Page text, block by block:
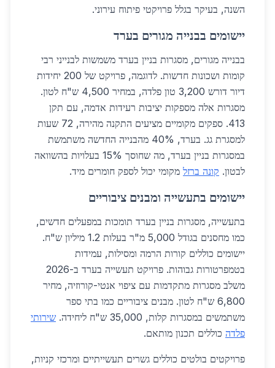
השנה, בעיקר בגלל פרויקטי פיתוח עירוני.
יישומים בבנייה מגורים בערד
בבנייה מגורים, מסגרות בניין בערד משמשות לבנייני רבי
קומות ושכונות חדשות. לדוגמה, פרויקט של 200 יחידות
דיור דורש 3,200 טון פלדה, במחיר 4,500 ש"ח לטון.
מסגרות אלה מספקות יציבות רעידות אדמה, עם תקן
413. ספקים מקומיים מציעים התקנה מהירה, 72 שעות
למסגרת גג. בערד, 40% מהבנייה החדשה משתמשת
במסגרות בניין בערד, מה שחוסך 15% בעלויות בהשוואה
לבטון. קונה ברזל מקומי יכול לספק חומרים מיד.
יישומים בתעשייה ומבנים ציבוריים
בתעשייה, מסגרות בניין בערד תומכות במפעלים חדשים,
כמו מחסנים בגודל 5,000 מ"ר בעלות 1.2 מיליון ש"ח.
יישומים כוללים קורות הרמה ומסילות, עמידות
בטמפרטורות גבוהות. פרויקט תעשייה בערד ב-2026
משלב מסגרות מתקדמות עם ציפוי אנטי-קורוזיה, מחיר
6,800 ש"ח לטון. מבנים ציבוריים כמו בתי ספר
משתמשים במסגרות קלות, 35,000 ש"ח ליחידה.
שירותי
פלדה כוללים תכנון מותאם.
פרויקטים בולטים כוללים גשרים תעשייתיים ומרכזי קניות,